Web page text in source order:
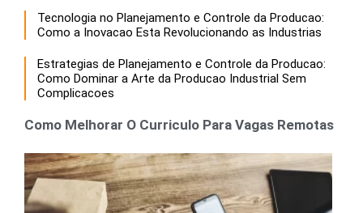
Tecnologia no Planejamento e Controle da Producao:
Como a Inovacao Esta Revolucionando as Industrias
Estrategias de Planejamento e Controle da Producao:
Como Dominar a Arte da Producao Industrial Sem
Complicacoes
Como Melhorar O Curriculo Para Vagas Remotas